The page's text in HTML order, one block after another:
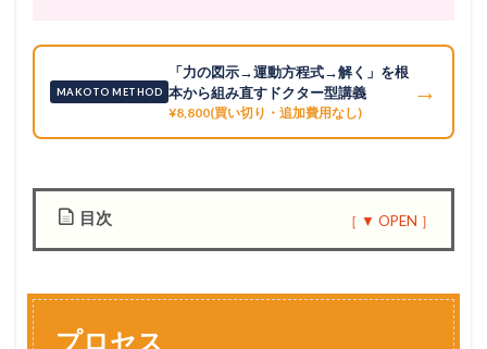
MAKOTO METHOD
「力の図示→運動方程式→解く」を根
本から組み直すドクター型講義
¥8,800(買い切り・追加費用なし)
→
目次
プロセス